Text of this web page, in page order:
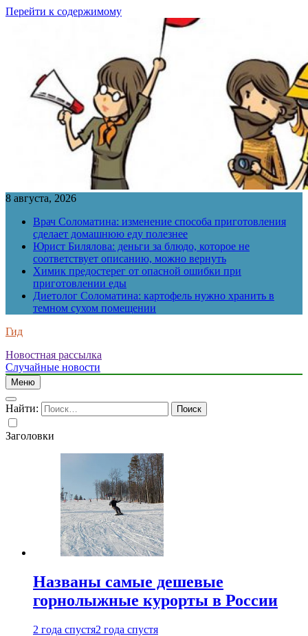
Перейти к содержимому
8 августа, 2026
Врач Соломатина: изменение способа приготовления
сделает домашнюю еду полезнее
Юрист Билялова: деньги за блюдо, которое не
соответствует описанию, можно вернуть
Химик предостерег от опасной ошибки при
приготовлении еды
Диетолог Соломатина: картофель нужно хранить в
темном сухом помещении
Гид
Новостная рассылка
Случайные новости
Меню
Найти:
Заголовки
Названы самые дешевые
горнолыжные курорты в России
2 года спустя2 года спустя